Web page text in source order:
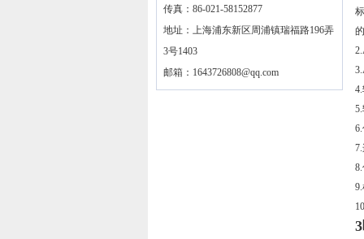
传真：86-021-58152877
地址：上海浦东新区周浦镇瑞福路196弄
3号1403
邮箱： 1643726808@qq.com